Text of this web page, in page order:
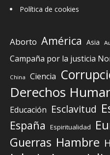
Política de cookies
Aborto América Asia
Campaña por la justicia
China Ciencia
Derechos
Educación Esclavitud
España Espiritualidad
Guerras Hambre